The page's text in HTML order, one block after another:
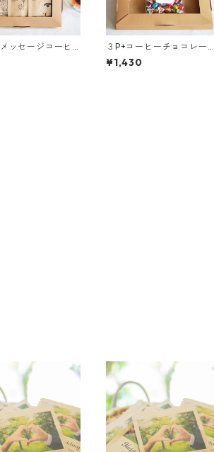
ッセージコーヒ
送料無料・税込
函】ドリップバ
３P+コーヒーチョコレート
BOXメッセージコーヒーギ
フト｜送料無料・税込【ポ
¥1,430